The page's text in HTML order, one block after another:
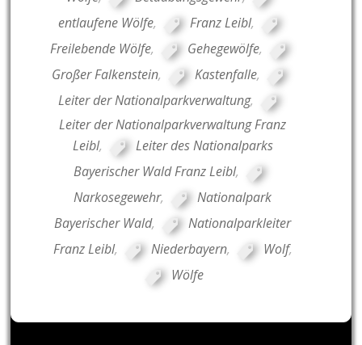
entlaufene Wölfe, Franz Leibl,
Freilebende Wölfe, Gehegewölfe,
Großer Falkenstein, Kastenfalle,
Leiter der Nationalparkverwaltung,
Leiter der Nationalparkverwaltung Franz
Leibl,
Leiter des Nationalparks
Bayerischer Wald Franz Leibl,
Narkosegewehr,
Nationalpark
Bayerischer Wald,
Nationalparkleiter
Franz Leibl, Niederbayern, Wolf,
Wölfe